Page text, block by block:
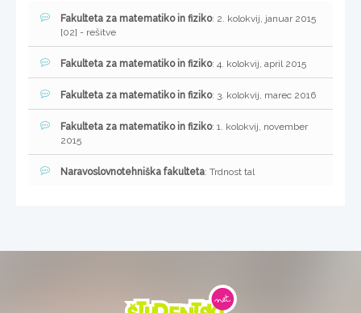
Fakulteta za matematiko in fiziko: 2. kolokvij, januar 2015
[02] - rešitve
Fakulteta za matematiko in fiziko: 4. kolokvij, april 2015
Fakulteta za matematiko in fiziko: 3. kolokvij, marec 2016
Fakulteta za matematiko in fiziko: 1. kolokvij, november
2015
Naravoslovnotehniška fakulteta: Trdnost tal